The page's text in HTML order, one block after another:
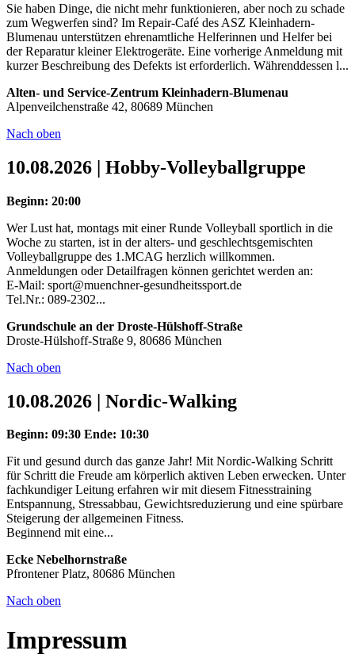
Sie haben Dinge, die nicht mehr funktionieren, aber noch zu schade
zum Wegwerfen sind? Im Repair-Café des ASZ Kleinhadern-
Blumenau unterstützen ehrenamtliche Helferinnen und Helfer bei
der Reparatur kleiner Elektrogeräte. Eine vorherige Anmeldung mit
kurzer Beschreibung des Defekts ist erforderlich. Währenddessen l...
Alten- und Service-Zentrum Kleinhadern-Blumenau
Alpenveilchenstraße 42, 80689 München
Nach oben
10.08.2026 | Hobby-Volleyballgruppe
Beginn: 20:00
Wer Lust hat, montags mit einer Runde Volleyball sportlich in die
Woche zu starten, ist in der alters- und geschlechtsgemischten
Volleyballgruppe des 1.MCAG herzlich willkommen.
Anmeldungen oder Detailfragen können gerichtet werden an:
E-Mail: sport@muenchner-gesundheitssport.de
Tel.Nr.: 089-2302...
Grundschule an der Droste-Hülshoff-Straße
Droste-Hülshoff-Straße 9, 80686 München
Nach oben
10.08.2026 | Nordic-Walking
Beginn: 09:30 Ende: 10:30
Fit und gesund durch das ganze Jahr! Mit Nordic-Walking Schritt
für Schritt die Freude am körperlich aktiven Leben erwecken. Unter
fachkundiger Leitung erfahren wir mit diesem Fitnesstraining
Entspannung, Stressabbau, Gewichtsreduzierung und eine spürbare
Steigerung der allgemeinen Fitness.
Beginnend mit eine...
Ecke Nebelhornstraße
Pfrontener Platz, 80686 München
Nach oben
Impressum